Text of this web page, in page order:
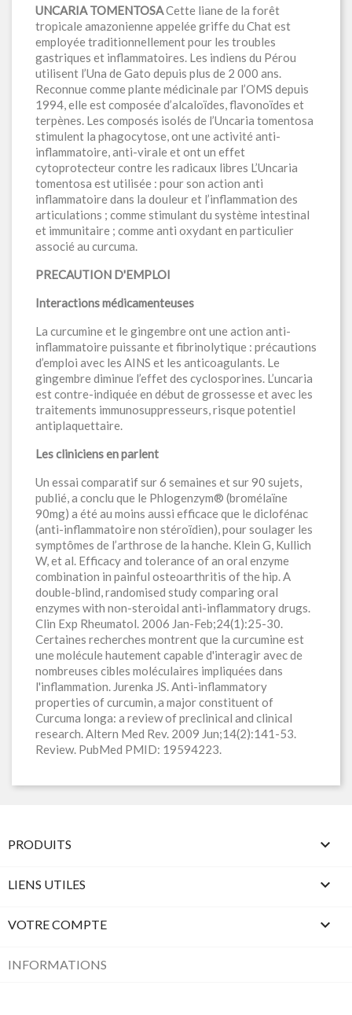
UNCARIA TOMENTOSACette liane de la forêt
tropicale amazonienne appelée griffe du Chat est
employée traditionnellement pour les troubles
gastriques et inflammatoires. Les indiens du Pérou
utilisent l’Una de Gato depuis plus de 2 000 ans.
Reconnue comme plante médicinale par l’OMS depuis
1994, elle est composée d’alcaloïdes, flavonoïdes et
terpènes. Les composés isolés de l’Uncaria tomentosa
stimulent la phagocytose, ont une activité anti-
inflammatoire, anti-virale et ont un effet
cytoprotecteur contre les radicaux libres L’Uncaria
tomentosa est utilisée : pour son action anti
inflammatoire dans la douleur et l’inflammation des
articulations ; comme stimulant du système intestinal
et immunitaire ; comme anti oxydant en particulier
associé au curcuma.
PRECAUTION D'EMPLOI
Interactions médicamenteuses
La curcumine et le gingembre ont une action anti-
inflammatoire puissante et fibrinolytique : précautions
d’emploi avec les AINS et les anticoagulants. Le
gingembre diminue l’effet des cyclosporines. L’uncaria
est contre-indiquée en début de grossesse et avec les
traitements immunosuppresseurs, risque potentiel
antiplaquettaire.
Les cliniciens en parlent
Un essai comparatif sur 6 semaines et sur 90 sujets,
publié, a conclu que le Phlogenzym® (bromélaïne
90mg) a été au moins aussi efficace que le diclofénac
(anti-inflammatoire non stéroïdien), pour soulager les
symptômes de l’arthrose de la hanche. Klein G, Kullich
W, et al. Efficacy and tolerance of an oral enzyme
combination in painful osteoarthritis of the hip. A
double-blind, randomised study comparing oral
enzymes with non-steroidal anti-inflammatory drugs.
Clin Exp Rheumatol. 2006 Jan-Feb;24(1):25-30.
Certaines recherches montrent que la curcumine est
une molécule hautement capable d'interagir avec de
nombreuses cibles moléculaires impliquées dans
l'inflammation. Jurenka JS. Anti-inflammatory
properties of curcumin, a major constituent of
Curcuma longa: a review of preclinical and clinical
research. Altern Med Rev. 2009 Jun;14(2):141-53.
Review. PubMed PMID: 19594223.
PRODUITS 
LIENS UTILES 
VOTRE COMPTE 
INFORMATIONS